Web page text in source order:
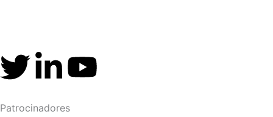
T
w
L
i
Y
Patrocinadores